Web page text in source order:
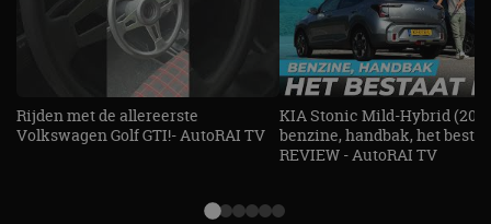
Rijden met de allereerste
Volkswagen Golf GTI!- AutoRAI TV
KIA Stonic Mild-Hybrid
benzine, handbak, het
REVIEW - AutoRAI TV
Strikt noodzakelijk Prestatie
Targeting
Functioneel
Niet-geclassificeerd
Strikt noodzakelijke cookies maken de
kernfunctionaliteiten van de website mogelijk, zoals
gebruikersaanmelding en accountbeheer. De
website kan niet goed worden gebruikt zonder de
Domein